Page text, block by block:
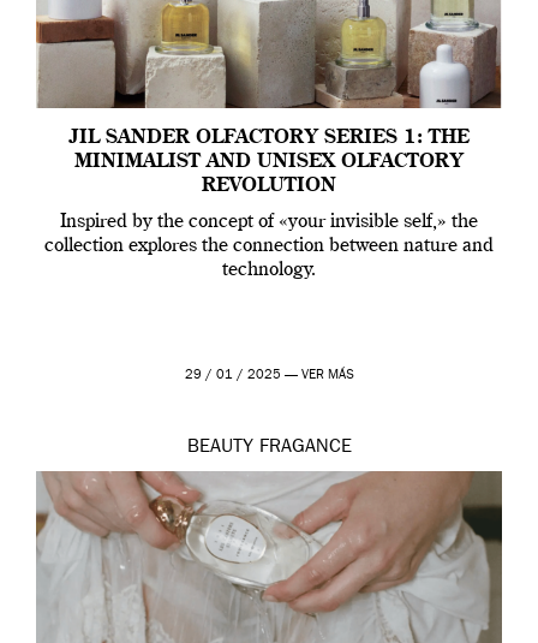
JIL SANDER OLFACTORY SERIES 1: THE
MINIMALIST AND UNISEX OLFACTORY
REVOLUTION
Inspired by the concept of «your invisible self,» the
collection explores the connection between nature and
technology.
29 / 01 / 2025 — VER MÁS
BEAUTY FRAGANCE